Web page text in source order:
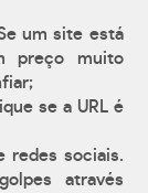
um site está
preço muito
se a URL é
redes sociais.
através